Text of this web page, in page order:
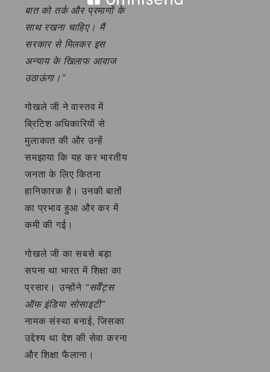
बात को तर्क और प्रमाणों के
साथ रखना चाहिए। मैं
सरकार से मिलकर इस
अन्याय के खिलाफ आवाज
उठाऊंगा।”
गोखले जी ने वास्तव में
ब्रिटिश अधिकारियों से
मुलाकात की और उन्हें
समझाया कि यह कर भारतीय
जनता के लिए कितना
हानिकारक है। उनकी बातों
का प्रभाव हुआ और कर में
कमी की गई।
गोखले जी का सबसे बड़ा
सपना था भारत में शिक्षा का
प्रसार। उन्होंने “सर्वेंट्स
ऑफ इंडिया सोसाइटी”
नामक संस्था बनाई, जिसका
उद्देश्य था देश की सेवा करना
और शिक्षा फैलाना।